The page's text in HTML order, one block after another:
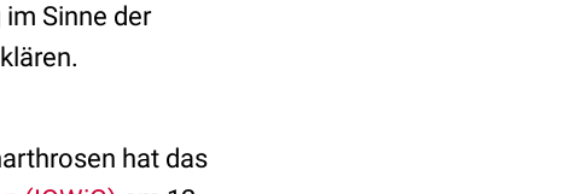
Sinne der
hat das